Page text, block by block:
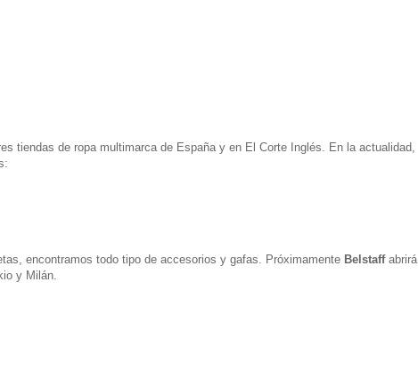
tiendas de ropa multimarca de España y en El Corte Inglés. En la actualidad,
encontramos todo tipo de accesorios y gafas. Próximamente Belstaffabrirá
y Milán.